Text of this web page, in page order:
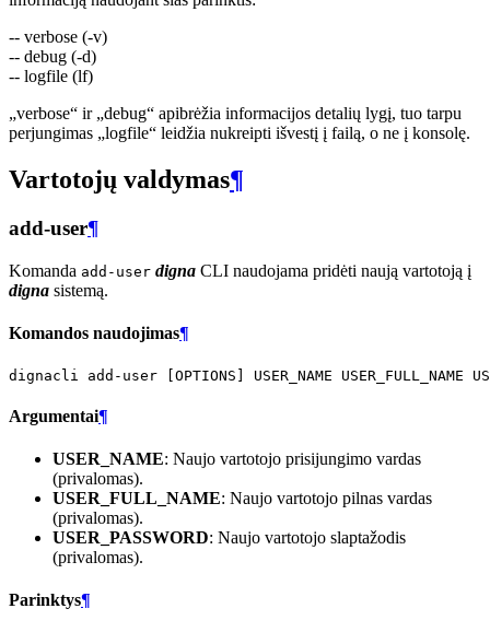
-- verbose (-v)
-- debug (-d)
-- logfile (lf)
„verbose“ ir „debug“ apibrėžia informacijos detalių lygį, tuo tarpu
perjungimas „logfile“ leidžia nukreipti išvestį į failą, o ne į konsolę.
Vartotojų valdymas¶
add-user¶
Komanda add-user digna CLI naudojama pridėti naują vartotoją į
digna sistemą.
Komandos naudojimas¶
dignacli add-user [OPTIONS ] USER_NAME USER_FULL_NAME
Argumentai¶
USER_NAME: Naujo vartotojo prisijungimo vardas
(privalomas).
USER_FULL_NAME: Naujo vartotojo pilnas vardas
(privalomas).
USER_PASSWORD: Naujo vartotojo slaptažodis
(privalomas).
Parinktys¶